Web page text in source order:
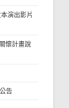
演出影片
懷計畫說
告